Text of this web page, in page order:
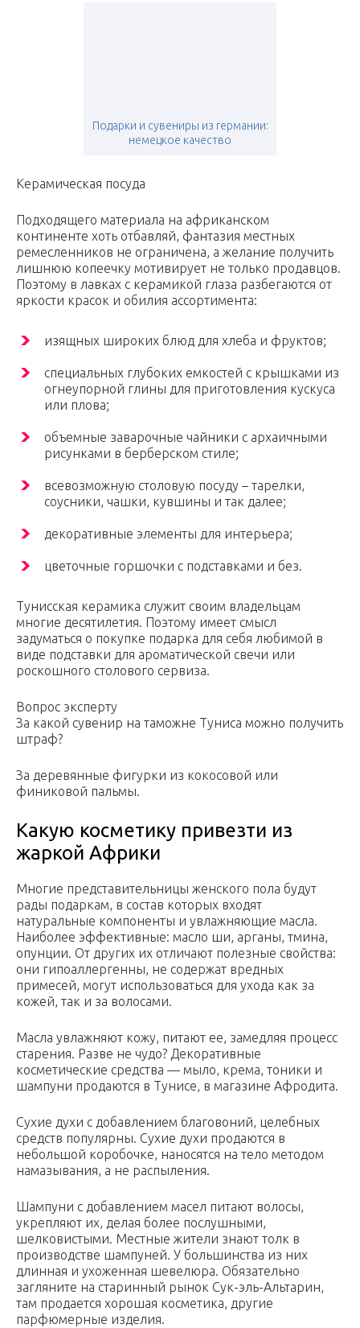
Подарки и сувениры из германии:
немецкое качество
Керамическая посуда
Подходящего материала на африканском
континенте хоть отбавляй, фантазия местных
ремесленников не ограничена, а желание получить
лишнюю копеечку мотивирует не только продавцов.
Поэтому в лавках с керамикой глаза разбегаются от
яркости красок и обилия ассортимента:
изящных широких блюд для хлеба и фруктов;
специальных глубоких емкостей с крышками из
огнеупорной глины для приготовления кускуса
или плова;
объемные заварочные чайники с архаичными
рисунками в берберском стиле;
всевозможную столовую посуду – тарелки,
соусники, чашки, кувшины и так далее;
декоративные элементы для интерьера;
цветочные горшочки с подставками и без.
Тунисская керамика служит своим владельцам
многие десятилетия. Поэтому имеет смысл
задуматься о покупке подарка для себя любимой в
виде подставки для ароматической свечи или
роскошного столового сервиза.
Вопрос эксперту
За какой сувенир на таможне Туниса можно получить
штраф?
За деревянные фигурки из кокосовой или
финиковой пальмы.
Какую косметику привезти из
жаркой Африки
Многие представительницы женского пола будут
рады подаркам, в состав которых входят
натуральные компоненты и увлажняющие масла.
Наиболее эффективные: масло ши, арганы, тмина,
опунции. От других их отличают полезные свойства:
они гипоаллергенны, не содержат вредных
примесей, могут использоваться для ухода как за
кожей, так и за волосами.
Масла увлажняют кожу, питают ее, замедляя процесс
старения. Разве не чудо? Декоративные
косметические средства — мыло, крема, тоники и
шампуни продаются в Тунисе, в магазине Афродита.
Сухие духи с добавлением благовоний, целебных
средств популярны. Сухие духи продаются в
небольшой коробочке, наносятся на тело методом
намазывания, а не распыления.
Шампуни с добавлением масел питают волосы,
укрепляют их, делая более послушными,
шелковистыми. Местные жители знают толк в
производстве шампуней. У большинства из них
длинная и ухоженная шевелюра. Обязательно
загляните на старинный рынок Сук-эль-Альтарин,
там продается хорошая косметика, другие
парфюмерные изделия.